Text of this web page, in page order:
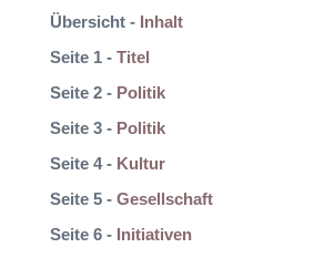
Übersicht - Inhalt
Seite 1 - Titel
Seite 2 - Politik
Seite 3 - Politik
Seite 4 - Kultur
Seite 5 - Gesellschaft
Seite 6 - Initiativen